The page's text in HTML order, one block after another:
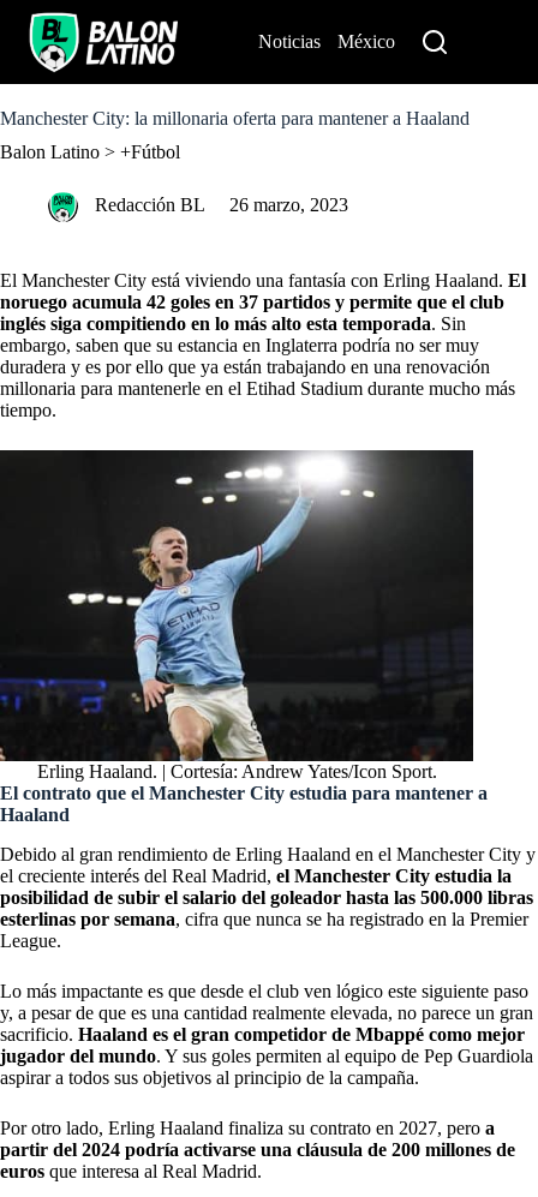
o
o
Noticias México
Manchester City: la millonaria oferta para mantener a Haaland
Balon Latino > +Fútbol
Redacción BL 26 marzo, 2023
El Manchester City está viviendo una fantasía con Erling Haaland. El
noruego acumula 42 goles en 37 partidos y permite que el club
inglés siga compitiendo en lo más alto esta temporada. Sin
embargo, saben que su estancia en Inglaterra podría no ser muy
duradera y es por ello que ya están trabajando en una renovación
millonaria para mantenerle en el Etihad Stadium durante mucho más
tiempo.
Erling Haaland. | Cortesía: Andrew Yates/Icon Sport.
El contrato que el Manchester City estudia para mantener a
Haaland
Debido al gran rendimiento de Erling Haaland en el Manchester City y
el creciente interés del Real Madrid, el Manchester City estudia la
posibilidad de subir el salario del goleador hasta las 500.000 libras
esterlinas por semana, cifra que nunca se ha registrado en la Premier
League.
Lo más impactante es que desde el club ven lógico este siguiente paso
y, a pesar de que es una cantidad realmente elevada, no parece un gran
sacrificio. Haaland es el gran competidor de Mbappé como mejor
jugador del mundo. Y sus goles permiten al equipo de Pep Guardiola
aspirar a todos sus objetivos al principio de la campaña.
Por otro lado, Erling Haaland finaliza su contrato en 2027, pero a
partir del 2024 podría activarse una cláusula de 200 millones de
euros que interesa al Real Madrid.